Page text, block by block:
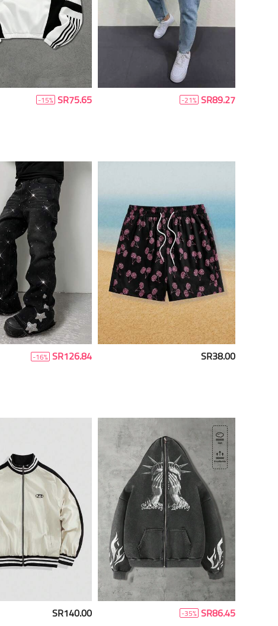
SR89.27
-21%
SR75.65
-15%
SR38.00
SR126.84
-16%
SR86.45
-35%
SR140.00